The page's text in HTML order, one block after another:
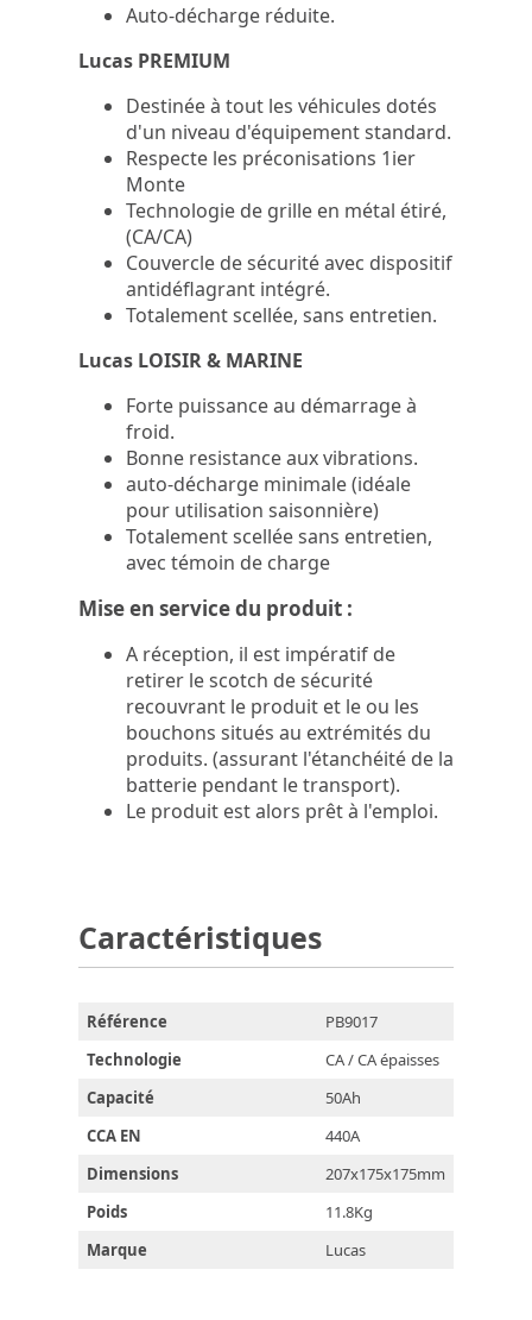
Auto-décharge réduite.
Lucas PREMIUM
Destinée à tout les véhicules dotés
d'un niveau d'équipement standard.
Respecte les préconisations 1ier
Monte
Technologie de grille en métal étiré,
(CA/CA)
Couvercle de sécurité avec dispositif
antidéflagrant intégré.
Totalement scellée, sans entretien.
Lucas LOISIR & MARINE
Forte puissance au démarrage à
froid.
Bonne resistance aux vibrations.
auto-décharge minimale (idéale
pour utilisation saisonnière)
Totalement scellée sans entretien,
avec témoin de charge
Mise en service du produit :
A réception, il est impératif de
retirer le scotch de sécurité
recouvrant le produit et le ou les
bouchons situés au extrémités du
produits. (assurant l'étanchéité de la
batterie pendant le transport).
Le produit est alors prêt à l'emploi.
Caractéristiques
Référence
PB9017
Technologie
CA / CA épaisses
Capacité
50Ah
CCA EN
440A
Dimensions
207x175x175mm
Poids
11.8Kg
Marque
Lucas